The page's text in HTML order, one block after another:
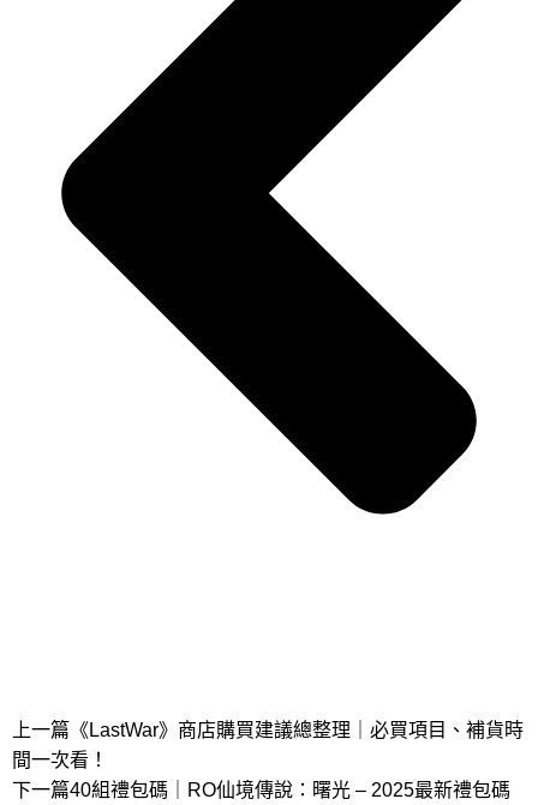
上一篇 《LastWar》商店購買建議總整理｜必買項目、補貨時
間一次看！
下一篇40組禮包碼｜RO仙境傳說：曙光 – 2025最新禮包碼